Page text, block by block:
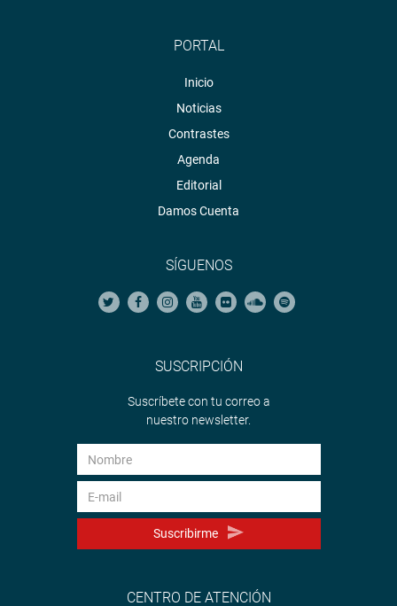
PORTAL
Inicio
Noticias
Contrastes
Agenda
Editorial
Damos Cuenta
SÍGUENOS
SUSCRIPCIÓN
Suscríbete con tu correo a
nuestro newsletter.
Suscribirme
CENTRO DE ATENCIÓN